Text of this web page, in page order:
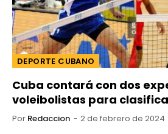
DEPORTE CUBANO
Cuba contará con dos
voleibolistas para
Por Redaccion 2 de febrero de 2024